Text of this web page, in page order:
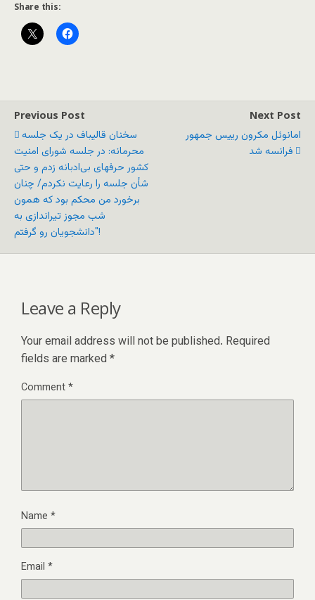
Share this:
Previous Post
سخنان قالیباف در یک جلسه
محرمانه: در جلسه شورای امنیت
کشور حرفهای بی‌ادبانه زدم و حتی
شأن جلسه را رعایت نکردم/ چنان
برخورد من محکم بود که همون
شب مجوز تیراندازی به
دانشجویان رو گرفتم"!
Next Post
امانوئل مکرون رییس جمهور
فرانسه شد
Leave a Reply
Your email address will not be published. Required
fields are marked *
Comment*
Name *
Email *